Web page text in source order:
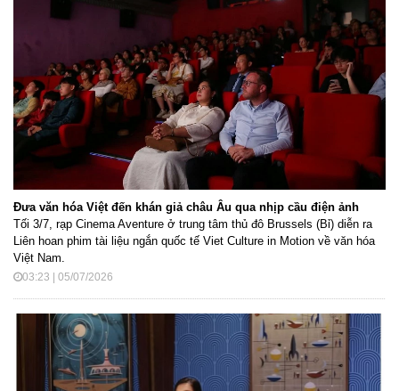
Đưa văn hóa Việt đến khán giả châu Âu qua nhịp cầu điện ảnh
Tối 3/7, rạp Cinema Aventure ở trung tâm thủ đô Brussels (Bỉ) diễn ra
Liên hoan phim tài liệu ngắn quốc tế Viet Culture in Motion về văn hóa
Việt Nam.
03:23 | 05/07/2026